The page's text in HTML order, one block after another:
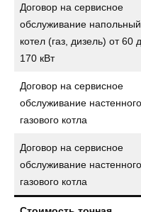
Договор на сервисное
обслуживание напольный
котел (газ, дизель) от 60
170 кВт
Договор на сервисное
обслуживание настенного
газового котла
Договор на сервисное
обслуживание настенного
газового котла